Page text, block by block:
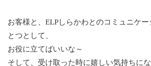
お客様と、ELPしらかわとのコミュニケ
とつとして、
お役に立てばいいな～
そして、受け取った時に嬉しい気持ちに